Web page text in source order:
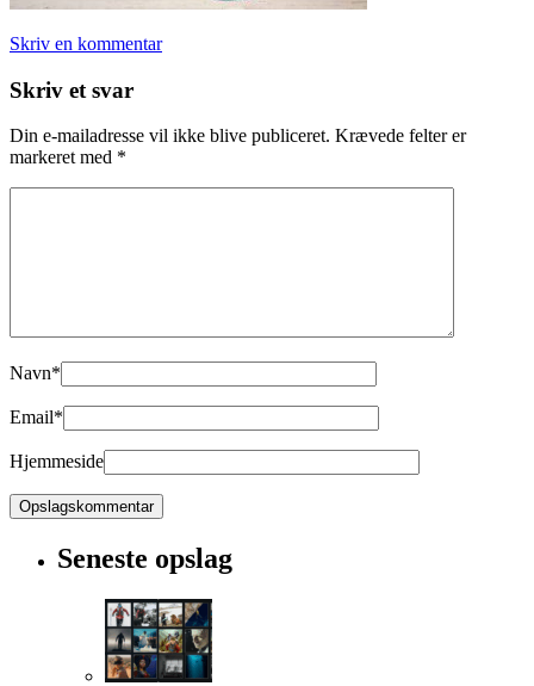
Skriv en kommentar
Skriv et svar
Din e-mailadresse vil ikke blive publiceret. Krævede felter er
markeret med *
Navn*
Email*
Hjemmeside
Seneste opslag